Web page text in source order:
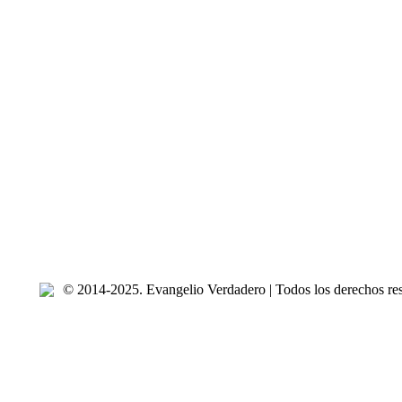
© 2014-2025. Evangelio Verdadero | Todos los derechos